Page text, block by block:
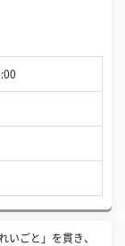
いごと」を貫き、